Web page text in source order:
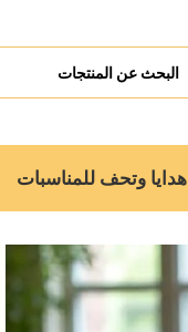
هدايا وتحف للمناسبات